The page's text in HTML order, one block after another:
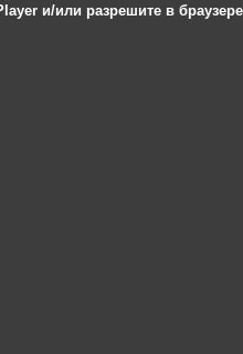
и/или разрешите в